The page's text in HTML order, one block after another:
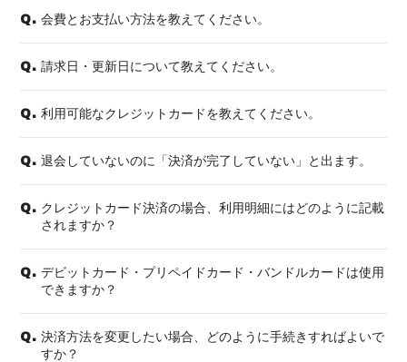
Q. 会費とお支払い方法を教えてください。
Q. 請求日・更新日について教えてください。
Q. 利用可能なクレジットカードを教えてください。
Q. 退会していないのに「決済が完了していない」と出ます。
Q. クレジットカード決済の場合、利用明細にはどのように記載
されますか？
Q. デビットカード・プリペイドカード・バンドルカードは使用
できますか？
Q. 決済方法を変更したい場合、どのように手続きすればよいで
すか？